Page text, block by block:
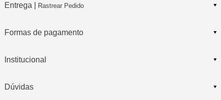
Entrega | Rastrear Pedido
Formas de pagamento
Institucional
Dúvidas